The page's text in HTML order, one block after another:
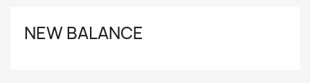
NEW BALANCE